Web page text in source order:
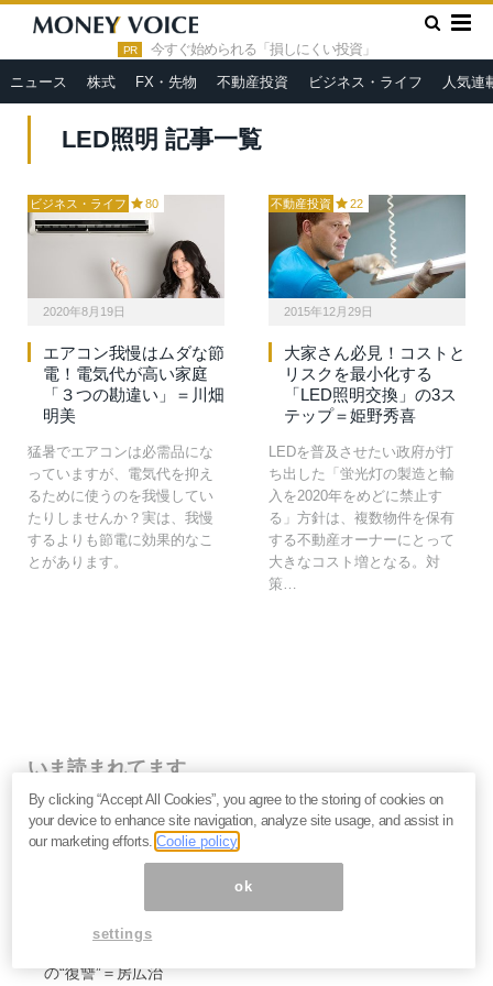
PR 今すぐ始められる「損しにくい投資」
ニュース 株式 FX・先物 不動産投資 ビジネス・ライフ 人気連
HOME » LED照明
LED照明 記事一覧
ビジネス・ライフ 80
2020年8月19日
エアコン我慢はムダな節
電！電気代が高い家庭
「３つの勘違い」＝川畑
明美
猛暑でエアコンは必需品にな
っていますが、電気代を抑え
るために使うのを我慢してい
たりしませんか？実は、我慢
するよりも節電に効果的なこ
とがあります。
不動産投資 22
2015年12月29日
大家さん必見！コストと
リスクを最小化する
「LED照明交換」の3ス
テップ＝姫野秀喜
LEDを普及させたい政府が打
ち出した「蛍光灯の製造と輸
入を2020年をめどに禁止す
る」方針は、複数物件を保有
する不動産オーナーにとって
大きなコスト増となる。対
策…
いま読まれてます
働く必要がない人・働いても報われない人の二極化へ
――鈴木傾城が語るAI時代のサバイバル論
努力と根性が裏目に出る時代に。スピリチュアルリーダ
ーMISAが語る「お金の流れに乗る人・外れる人」の違
なぜマスクはSpaceXのIPOを急ぐのか。2.9兆ドル「同
の“復讐”＝房広治
By clicking “Accept All Cookies”, you agree to the storing of cookies on
your device to enhance site navigation, analyze site usage, and assist in
our marketing efforts.Coolie policy
ok
settings